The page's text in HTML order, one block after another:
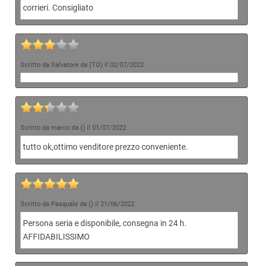
corrieri. Consigliato
Scritto da Salvatore da (TO) il 02/07/2022
Scritto da marco da () il 01/07/2022
tutto ok,ottimo venditore prezzo conveniente.
Scritto da Pasquale da () il 21/06/2022
Persona seria e disponibile, consegna in 24 h.
AFFIDABILISSIMO